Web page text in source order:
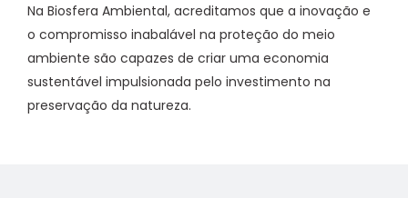
Na Biosfera Ambiental, acreditamos que a inovação e
o compromisso inabalável na proteção do meio
ambiente são capazes de criar uma economia
sustentável impulsionada pelo investimento na
preservação da natureza.